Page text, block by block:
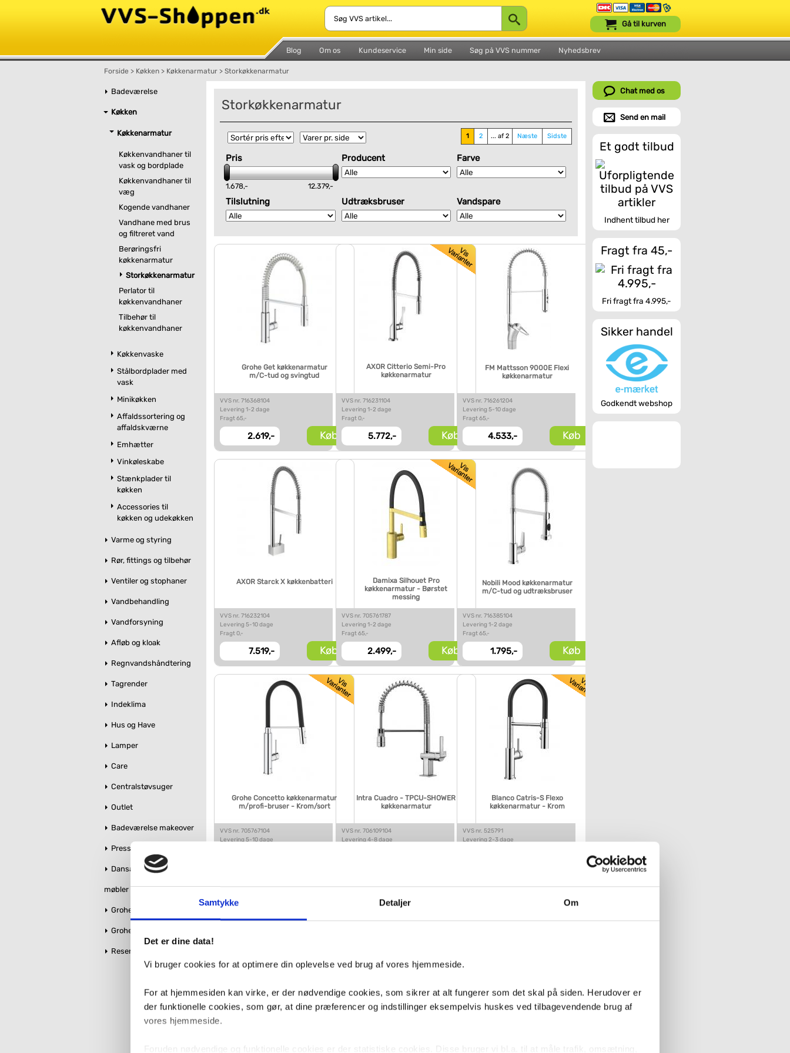
Samtykke Detaljer Om
Det er dine data!
Vi bruger cookies for at optimere din oplevelse ved brug af vores hjemmeside.
For at hjemmesiden kan virke, er der nødvendige cookies, som sikrer at alt fungerer som det skal på siden. Herudover er
der funktionelle cookies, som gør, at dine præferencer og indstillinger eksempelvis huskes ved tilbagevendende brug af
vores hjemmeside.
Foruden nødvendige og funktionelle cookies er der statistiske cookies. Disse bruger vi bl.a. til at måle trafik, omsætning,
Blog Om os Kundeservice Min side Søg på VVS nummer Nyhedsbrev
Gå til kurven
Forside > Køkken > Køkkenarmatur > Storkøkkenarmatur
Badeværelse
Køkken
Køkkenarmatur
Køkkenvandhaner til
vask og bordplade
Køkkenvandhaner til
væg
Kogende vandhaner
Vandhane med brus
og filtreret vand
Berøringsfri
køkkenarmatur
Storkøkkenarmatur
Perlator til
køkkenvandhaner
Tilbehør til
køkkenvandhaner
Køkkenvaske
Stålbordplader med
vask
Minikøkken
Affaldssortering og
affaldskværne
Emhætter
Vinkøleskabe
Stænkplader til
køkken
Accessories til
køkken og udekøkken
Varme og styring
Rør, fittings og tilbehør
Ventiler og stophaner
Vandbehandling
Vandforsyning
Afløb og kloak
Regnvandshåndtering
Tagrender
Indeklima
Hus og Have
Lamper
Care
Centralstøvsuger
Outlet
Badeværelse makeover
Pressalit toiletsæder
Dansani bruseglas &
møbler
Grohe Essence
Grohe QuickFix
Reservedele
Storkøkkenarmatur
1 2 ... af 2 Næste Sidste
Pris
1.678,- 12.379,-
Producent Farve
Tilslutning Udtræksbruser Vandspare
Grohe Get køkkenarmatur
m/C-tud og svingtud
VVS nr. 716368104
Levering 1-2 dage
Fragt 65,-
2.619,- Køb
AXOR Citterio Semi-Pro
køkkenarmatur
VVS nr. 716231104
Levering 1-2 dage
Fragt 0,-
5.772,- Køb
FM Mattsson 9000E Flexi
køkkenarmatur
VVS nr. 716261204
Levering 5-10 dage
Fragt 65,-
4.533,- Køb
AXOR Starck X køkkenbatteri
VVS nr. 716232104
Levering 5-10 dage
Fragt 0,-
7.519,- Køb
Damixa Silhouet Pro
køkkenarmatur - Børstet
messing
VVS nr. 705761787
Levering 1-2 dage
Fragt 65,-
2.499,- Køb
Nobili Mood køkkenarmatur
m/C-tud og udtræksbruser
VVS nr. 716385104
Levering 1-2 dage
Fragt 65,-
1.795,- Køb
Grohe Concetto køkkenarmatur
m/profi-bruser - Krom/sort
VVS nr. 705767104
Levering 5-10 dage
Intra Cuadro - TPCU-SHOWER
køkkenarmatur
VVS nr. 706109104
Levering 4-8 dage
Blanco Catris-S Flexo
køkkenarmatur - Krom
VVS nr. 525791
Levering 2-3 dage
Mora Izzy Miniprofi
VVS nr. 716272504
Grohe K7 storkøkkenarmatur -
VVS nr. 716362104
Kriss Skandi semi-pro
VVS nr. 716174703
Chat med os
Send en mail
Et godt tilbud
Indhent tilbud her
Fragt fra 45,-
Fri fragt fra 4.995,-
Sikker handel
Godkendt webshop